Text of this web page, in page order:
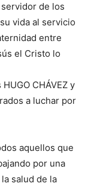
de los
vida al servicio
entre
el Cristo lo
CHÁVEZ y
a luchar por
aquellos que
por una
salud de la